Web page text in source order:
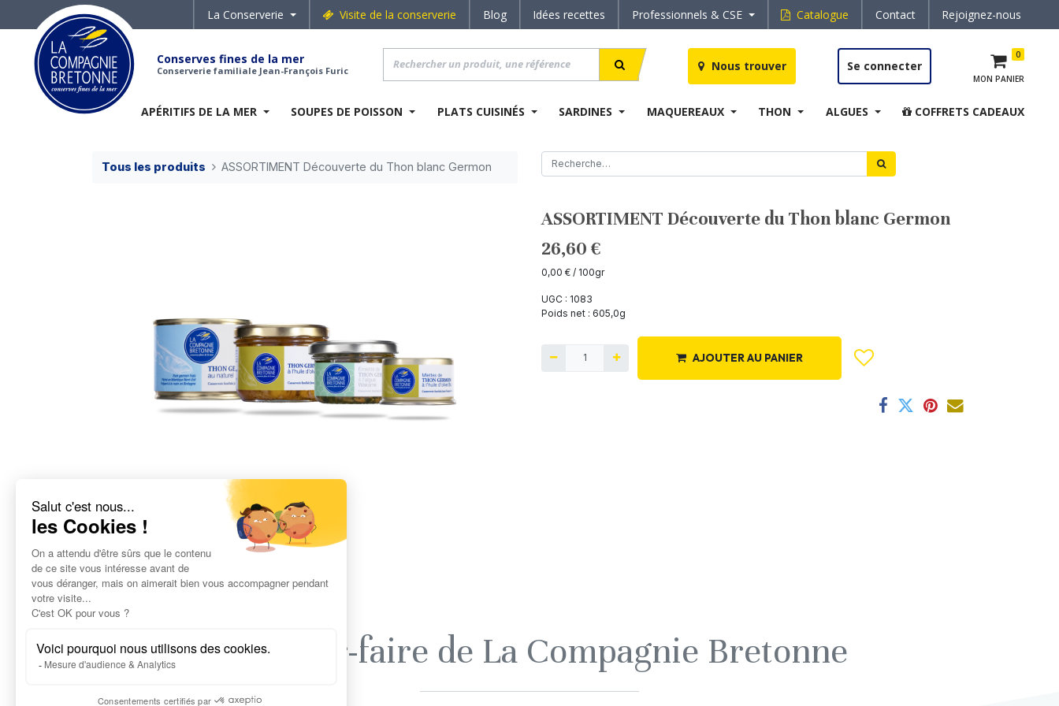
La Conserverie Visite de la conserverie Blog Idées recettes Professionnels & CSE Catalogue Contact Rejoignez-nous
Conserves fines de la mer
Conserverie familiale Jean-François Furic Nous trouver Se connecter
MON PANIER
0
APÉRITIFS DE LA MER SOUPES DE POISSON PLATS CUISINÉS SARDINES MAQUEREAUX THON ALGUES COFFRETS CADEAUX
Tous les produits ASSORTIMENT Découverte du Thon blanc Germon
ASSORTIMENT Découverte du Thon blanc Germon
26,60 €
0,00 € / 100gr
UGC : 1083
Poids net : 605,0g
AJOUTER AU PANIER
Le savoir-faire de La Compagnie Bretonne